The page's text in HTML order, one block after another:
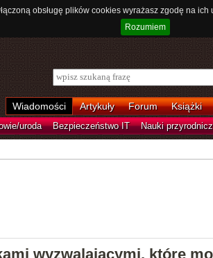
obsługę plików cookies wyrażasz zgodę na
Rozumiem
Wiadomości Artykuły Forum Książki
uroda Bezpieczeństwo IT Nauki
wyzwalającymi, które